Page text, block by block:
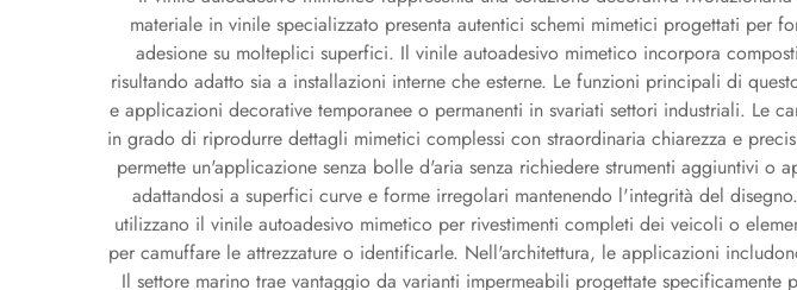
materiale in vinile specializzato presenta autentici schemi mimetici progettati
adesione su molteplici superfici. Il vinile autoadesivo mimetico incorpora
risultando adatto sia a installazioni interne che esterne. Le funzioni principali di
e applicazioni decorative temporanee o permanenti in svariati settori industriali. Le
in grado di riprodurre dettagli mimetici complessi con straordinaria chiarezza e
permette un'applicazione senza bolle d'aria senza richiedere strumenti aggiuntivi
adattandosi a superfici curve e forme irregolari mantenendo l'integrità del
utilizzano il vinile autoadesivo mimetico per rivestimenti completi dei veicoli o
per camuffare le attrezzature o identificarle. Nell'architettura, le applicazioni
Il settore marino trae vantaggio da varianti impermeabili progettate